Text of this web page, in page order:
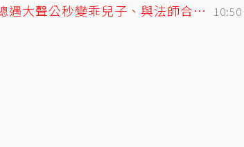
GD私下反差萌藏不住！霸總遇大聲公秒變乖兒子、與法師合照掀網暴動 10:50